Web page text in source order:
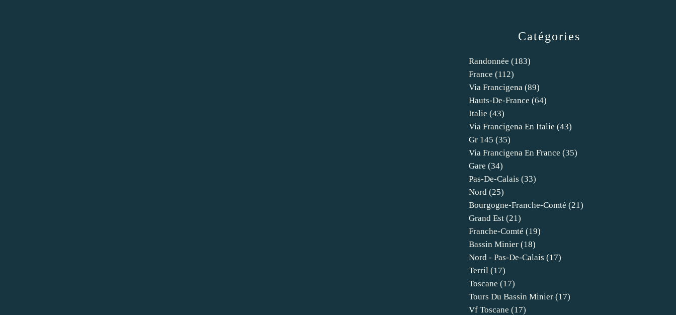
Catégories
Randonnée (183)
France (112)
Via Francigena (89)
Hauts-De-France (64)
Italie (43)
Via Francigena En Italie (43)
Gr 145 (35)
Via Francigena En France (35)
Gare (34)
Pas-De-Calais (33)
Nord (25)
Bourgogne-Franche-Comté (21)
Grand Est (21)
Franche-Comté (19)
Bassin Minier (18)
Nord - Pas-De-Calais (17)
Terril (17)
Toscane (17)
Tours Du Bassin Minier (17)
Vf Toscane (17)